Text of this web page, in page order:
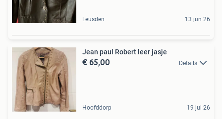
Leusden 13 jun 26
Jean paul Robert leer jasje
€ 65,00 Details
Hoofddorp 19 jul 26